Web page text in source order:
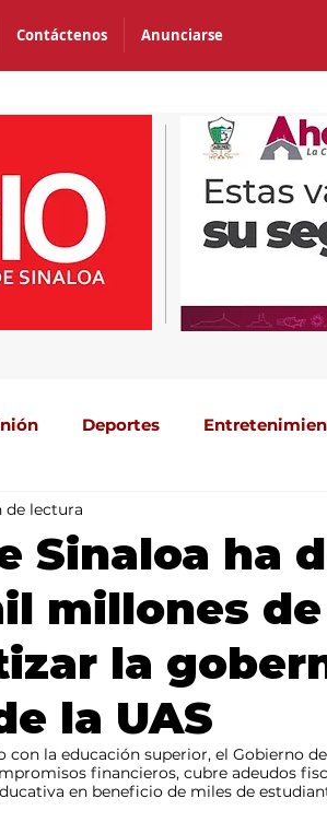
Contáctenos Anunciarse
Deportes
Portada 2
Sinaloa ha
millones
la
la UAS
de lectura
la educación superior, el Gobierno
financieros, cubre adeudos
en beneficio de miles de